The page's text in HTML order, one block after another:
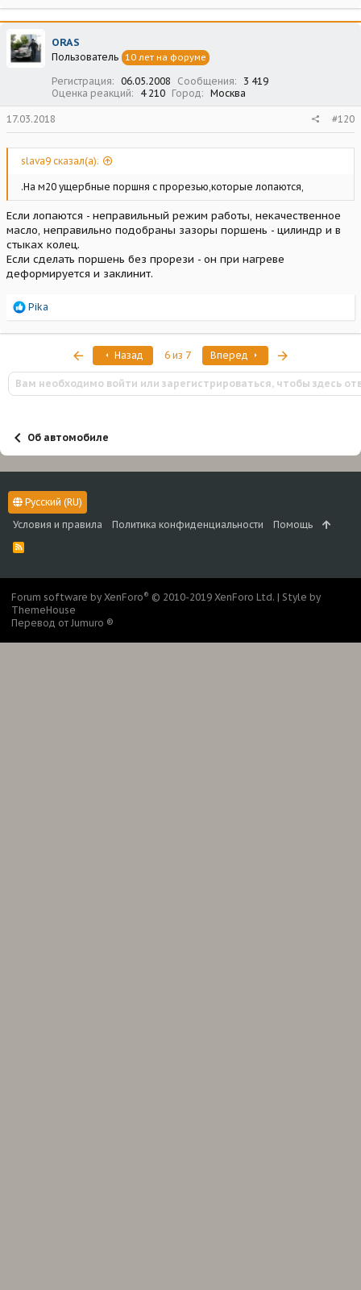
а
к
ц
и
и
ORAS
Пользователь 10 лет на форуме
Регистрация 06.05.2008 Сообщения
3 419
Оценка реакций
4 210 Город Москва
17.03.2018 #120
slava9 сказал(а):
.На м20 ущербные поршня с прорезью,которые лопаются,
Если лопаются - неправильный режим работы, некачественное
масло, неправильно подобраны зазоры поршень - цилиндр и в
стыках колец.
Если сделать поршень без прорези - он при нагреве
деформируется и заклинит.
Р
а
и
и
:
Pika
ПервыйНазад 6 из 7 Вперед
Вам необходимо войти или зарегистрироваться, чтобы здесь
Об автомобиле
Русский (RU)
Условия и правила
Политика конфиденциальности Помощь
R
S
Forum software by XenForo® © 2010-2019 XenForo Ltd. | Style by
ThemeHouse
Перевод от Jumuro ®